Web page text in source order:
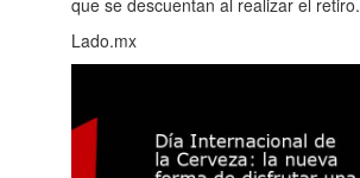
Lado.mx